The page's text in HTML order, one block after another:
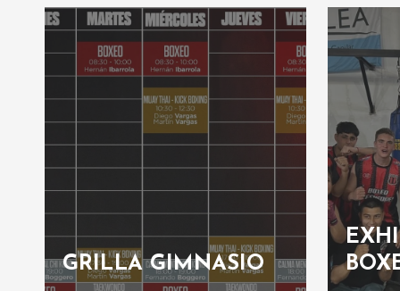
GRILLA GIMNASIO